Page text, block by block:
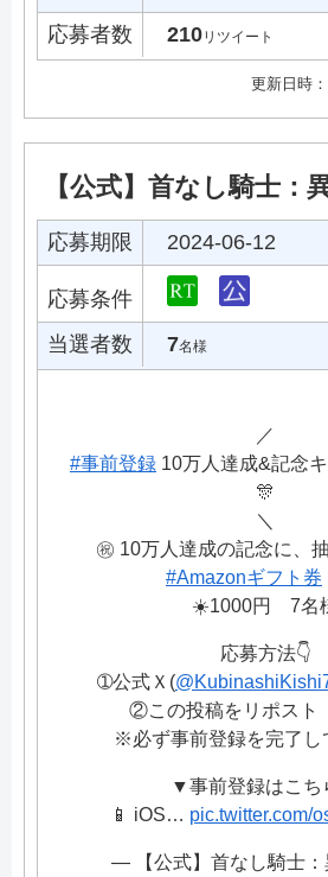
応募者数
210リツイート
更新日時
【公式】首なし騎士：
応募期限 2024-06-12
応募条件
当選者数
7名様
／
#事前登録 10万人達成&記念
🎊
＼
㊗️ 10万人達成の記念に、
#Amazonギフト券
☀️1000円 7名
応募方法👇
➀公式Ｘ(
②この投稿をリポスト
※必ず事前登録を完了し
▼事前登録はこち
📱 iOS… pic.twitter.com/
— 【公式】首なし騎士：